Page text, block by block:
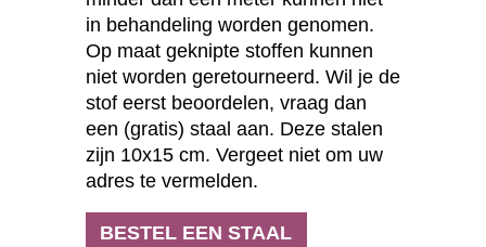
in behandeling worden genomen.
Op maat geknipte stoffen kunnen
niet worden geretourneerd. Wil je de
stof eerst beoordelen, vraag dan
een (gratis) staal aan. Deze stalen
zijn 10x15 cm. Vergeet niet om uw
adres te vermelden.
BESTEL EEN STAAL